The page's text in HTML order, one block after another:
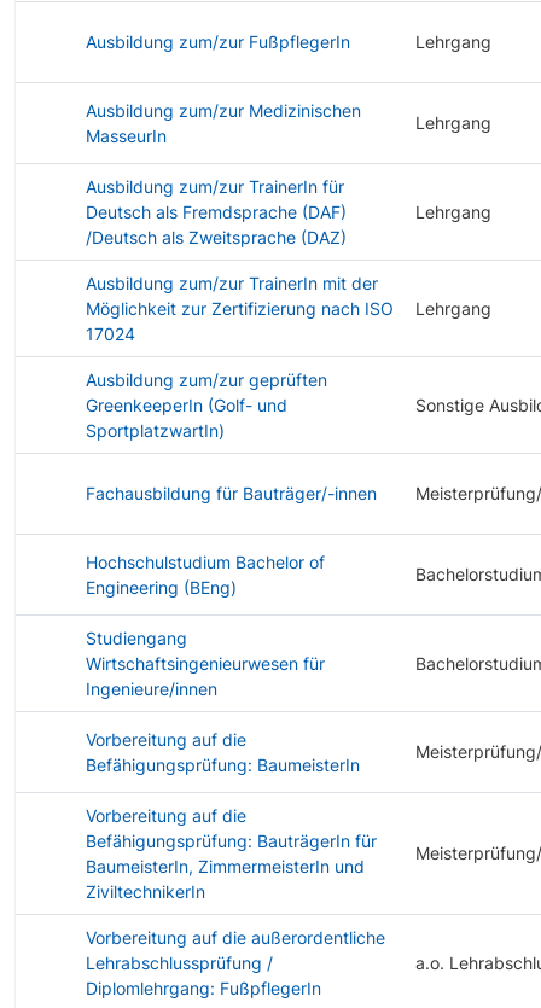
Ausbildung zum/zur FußpflegerIn Lehrgang
Ausbildung zum/zur Medizinischen
MasseurIn
Lehrgang
Ausbildung zum/zur TrainerIn für
Deutsch als Fremdsprache (DAF)
/Deutsch als Zweitsprache (DAZ)
Lehrgang
Ausbildung zum/zur TrainerIn mit der
Möglichkeit zur Zertifizierung nach ISO
17024
Lehrgang
Ausbildung zum/zur geprüften
GreenkeeperIn (Golf- und
SportplatzwartIn)
Sonstige
Fachausbildung für Bauträger/-innen
Hochschulstudium Bachelor of
Engineering (BEng)
Studiengang
Wirtschaftsingenieurwesen für
Ingenieure/innen
Vorbereitung auf die
Befähigungsprüfung: BaumeisterIn
Vorbereitung auf die
Befähigungsprüfung: BauträgerIn für
BaumeisterIn, ZimmermeisterIn und
ZiviltechnikerIn
Vorbereitung auf die außerordentliche
Lehrabschlussprüfung /
Diplomlehrgang: FußpflegerIn
a.o.